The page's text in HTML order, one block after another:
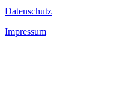
Datenschutz
Impressum